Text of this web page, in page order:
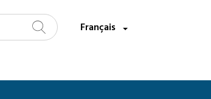
Recherche
Français